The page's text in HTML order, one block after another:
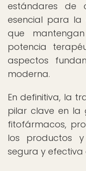
estándares de
esencial para
que
potencia
aspectos
moderna.
En definitiva, la
pilar clave en
fitofármacos,
los productos
segura y